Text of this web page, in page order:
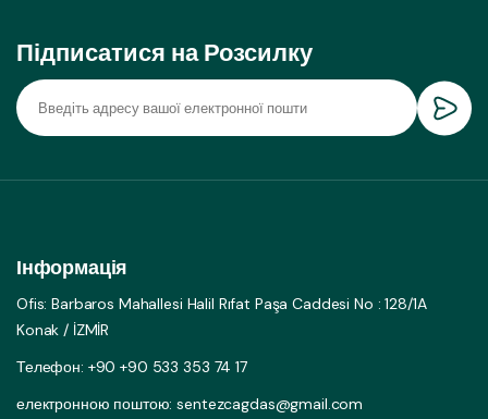
Підписатися на Розсилку
Інформація
Ofis: Barbaros Mahallesi Halil Rıfat Paşa Caddesi No : 128/1A
Konak / İZMİR
Телефон: +90 +90 533 353 74 17
електронною поштою: sentezcagdas@gmail.com